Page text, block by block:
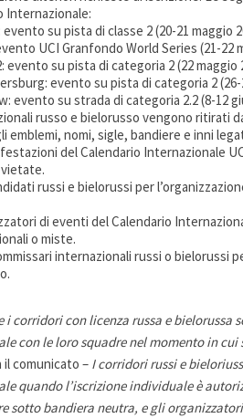
Internazionale:
evento su pista di classe 2 (20-21 maggio
UCI Granfondo World Series (21-22
evento su pista di categoria 2 (22 maggio
evento su pista di categoria 2 (26-
evento su strada di categoria 2.2 (8-12
russo e bielorusso vengono ritirati
emblemi, nomi, sigle, bandiere e inni
del Calendario Internazionale
russi e bielorussi per
di eventi del Calendario
o miste.
internazionali russi o bielorussi
i corridori con licenza russa e
con le loro squadre nel momento in
il comunicato – I corridori russi e
quando l’iscrizione individuale è
sotto bandiera neutra, e gli